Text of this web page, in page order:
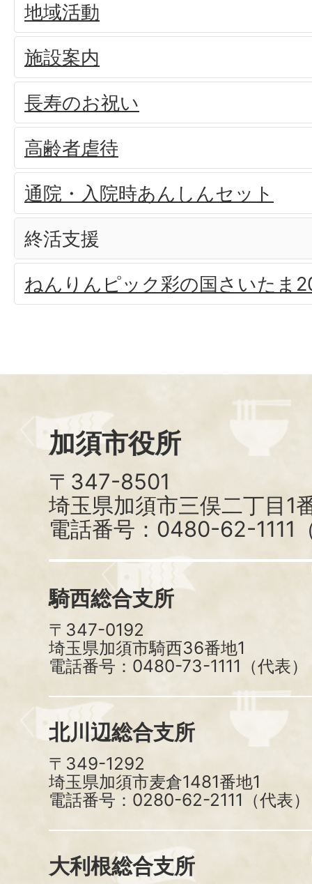
地域活動
施設案内
長寿のお祝い
高齢者虐待
通院・入院時あんしんセット
終活支援
ねんりんピック彩の国さいたま
加須市役所
〒347-8501
埼玉県加須市三俣二丁目1
電話番号：0480-62-1111
騎西総合支所
〒347-0192
埼玉県加須市騎西36番地1
電話番号：0480-73-1111（代表）
北川辺総合支所
〒349-1292
埼玉県加須市麦倉1481番地1
電話番号：0280-62-2111（代表）
大利根総合支所